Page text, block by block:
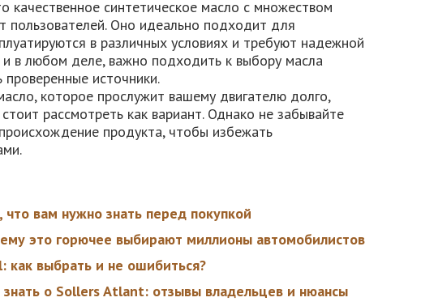
качественное синтетическое масло с множеством
пользователей. Оно идеально подходит для
в различных условиях и требуют надежной
в любом деле, важно подходить к выбору масла
источники.
которое прослужит вашему двигателю долго,
рассмотреть как вариант. Однако не забывайте
продукта, чтобы избежать
вам нужно знать перед покупкой
это горючее выбирают миллионы автомобилистов
как выбрать и не ошибиться?
знать о Sollers Atlant: отзывы владельцев и нюансы